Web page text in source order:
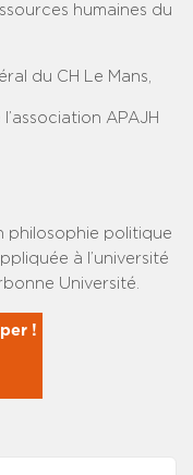
humaines du
du CH Le Mans,
APAJH
philosophie politique
à l’université
Université.
!